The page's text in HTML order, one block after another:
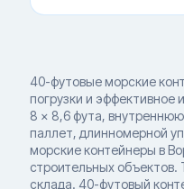
40-футовые морские
погрузки и эффективное
8 × 8,6 фута,
паллет, длинномерной
морские контейнеры в
строительных объектов.
склада. 40-футовый